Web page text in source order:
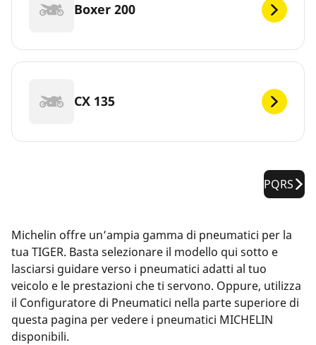
Boxer 200
CX 135
PQRS
Michelin offre un’ampia gamma di pneumatici per la
tua TIGER. Basta selezionare il modello qui sotto e
lasciarsi guidare verso i pneumatici adatti al tuo
veicolo e le prestazioni che ti servono. Oppure, utilizza
il Configuratore di Pneumatici nella parte superiore di
questa pagina per vedere i pneumatici MICHELIN
disponibili.